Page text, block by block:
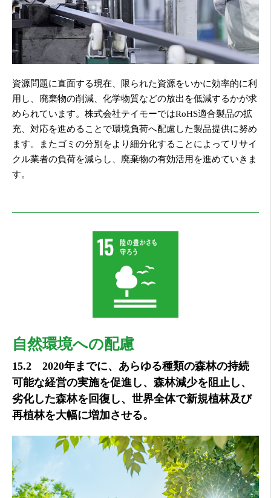
資源問題に直面する現在、限られた資源をいかに効率的に利
用し、廃棄物の削減、化学物質などの放出を低減するかが求
められています。株式会社テイモーではRoHS適合製品の拡
充、対応を進めることで環境負荷へ配慮した製品提供に努め
ます。またゴミの分別をより細分化することによってリサイ
クル業者の負荷を減らし、廃棄物の有効活用を進めていきま
す。
自然環境への配慮
15.2 2020年までに、あらゆる種類の森林の持続
可能な経営の実施を促進し、森林減少を阻止し、
劣化した森林を回復し、世界全体で新規植林及び
再植林を大幅に増加させる。